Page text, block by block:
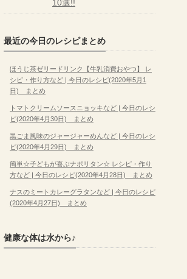
10選!!
最近の今日のレシピまとめ
ほうじ茶ゼリードリンク【牛乳消費おやつ】 レ
シピ・作り方など | 今日のレシピ(2020年5月1
日) まとめ
トマトクリームソースニョッキなど | 今日のレシ
ピ(2020年4月30日) まとめ
黒ごま風味のジャージャーめんなど | 今日のレシ
ピ(2020年4月29日) まとめ
簡単☆子どもが喜ぶナポリタン☆ レシピ・作り
方など | 今日のレシピ(2020年4月28日) まとめ
ナスのミートカレーグラタンなど | 今日のレシピ
(2020年4月27日) まとめ
健康な体は水から♪